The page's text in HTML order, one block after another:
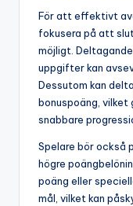
För att effektivt
fokusera på att
möjligt.
uppgifter kan
Dessutom kan
bonuspoäng,
snabbare
Spelare bör också
högre
poäng eller
mål, vilket kan